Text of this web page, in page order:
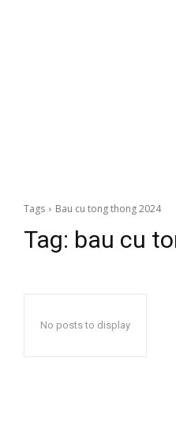
Tags Bau cu tong thong 2024
Tag: bau cu
No posts to display